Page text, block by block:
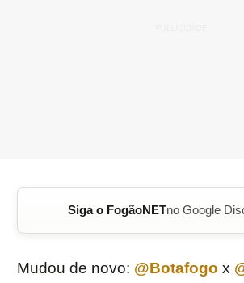
Siga o FogãoNETno Google
Mudou de novo: @Botafogo x